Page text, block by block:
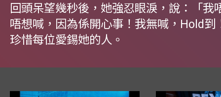
回頭呆望幾秒後，她強忍眼淚，說：「我
唔想喊，因為係開心事！我無喊，Hold到
珍惜每位愛錫她的人。